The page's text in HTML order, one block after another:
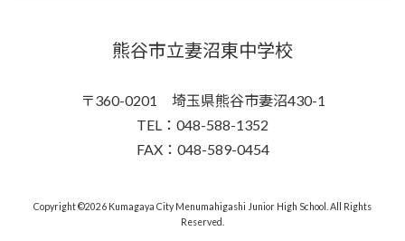
熊谷市立妻沼東中学校
〒360-0201 埼玉県熊谷市妻沼430-1
TEL：048-588-1352
FAX：048-589-0454
Copyright ©2026 Kumagaya City Menumahigashi Junior High School. All Rights
Reserved.